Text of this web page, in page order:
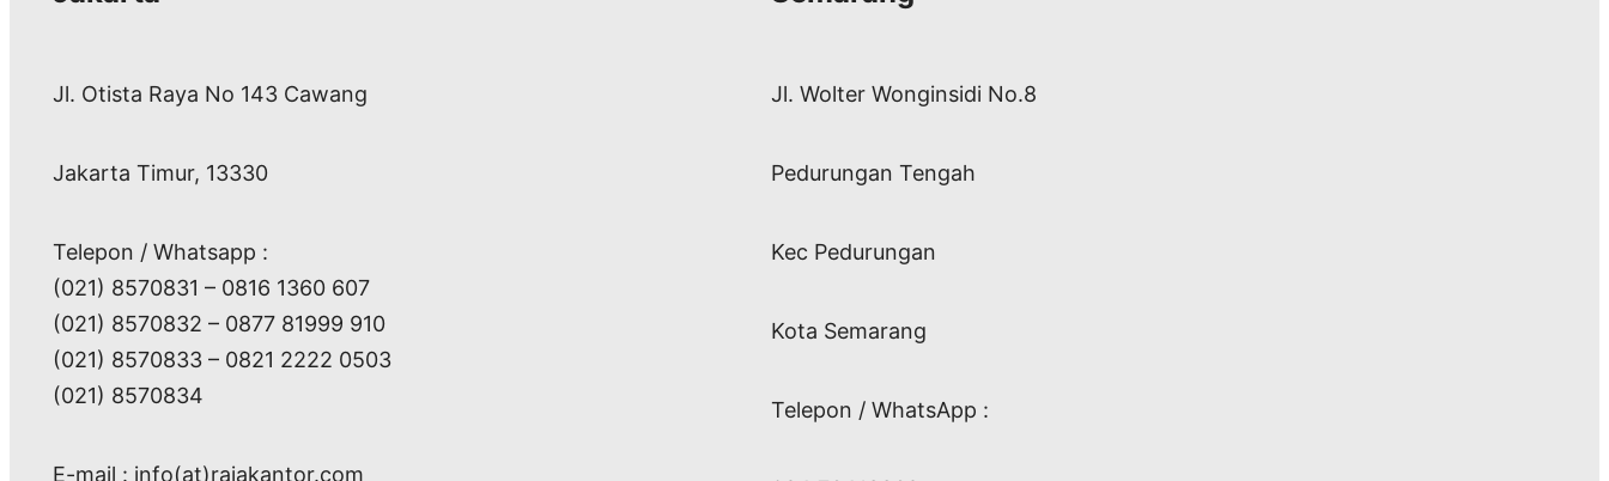
Jl. Otista Raya No 143 Cawang
Jakarta Timur, 13330
Telepon / Whatsapp :
(021) 8570831 – 0816 1360 607
(021) 8570832 – 0877 81999 910
(021) 8570833 – 0821 2222 0503
(021) 8570834
E-mail : info(at)rajakantor.com
Jl. Wolter Wonginsidi No.8
Pedurungan Tengah
Kec Pedurungan
Kota Semarang
Telepon / WhatsApp :